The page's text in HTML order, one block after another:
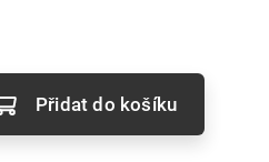
Přidat do košíku